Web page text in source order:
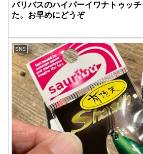
バリバスのハイパーイワナトゥッ
た。お早めにどうぞ️
SNS